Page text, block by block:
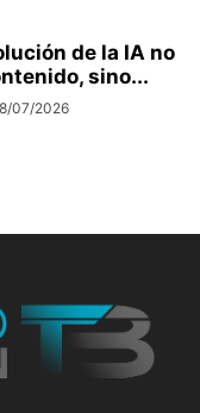
de la IA no
sino...
07/2026